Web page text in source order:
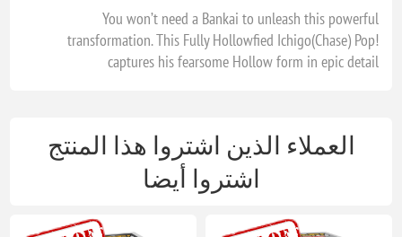
You won’t need a Bankai to unleash this powerful
transformation. This Fully Hollowfied Ichigo(Chase) Pop!
captures his fearsome Hollow form in epic detail
العملاء الذين اشتروا هذا المنتج
اشتروا أيضا